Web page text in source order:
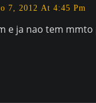
7, 2012 At 4:45 Pm
e ja nao tem